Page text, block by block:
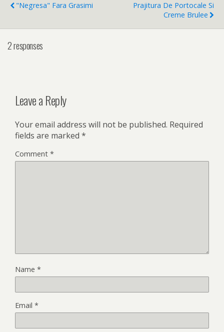
"Negresa" Fara Grasimi
Prajitura De Portocale Si
Creme Brulee
2 responses
Leave a Reply
Your email address will not be published. Required
fields are marked *
Comment *
Name *
Email *